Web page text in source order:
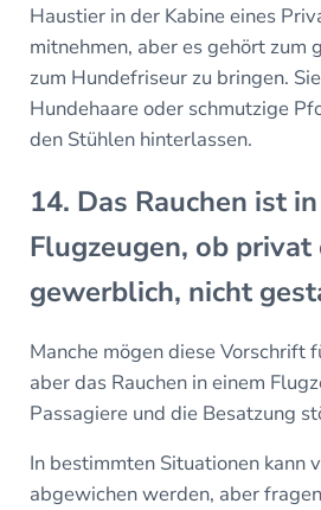
Haustier in der Kabine eines
mitnehmen, aber es gehört zum
zum Hundefriseur zu bringen.
Hundehaare oder schmutzige
den Stühlen hinterlassen.
14. Das Rauchen ist
Flugzeugen, ob privat
gewerblich, nicht
Manche mögen diese Vorschrift
aber das Rauchen in einem
Passagiere und die Besatzung
In bestimmten Situationen kann
abgewichen werden, aber